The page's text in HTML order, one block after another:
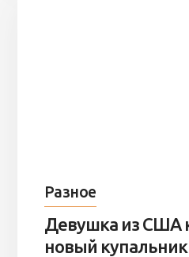
Разное
Девушка из США
новый